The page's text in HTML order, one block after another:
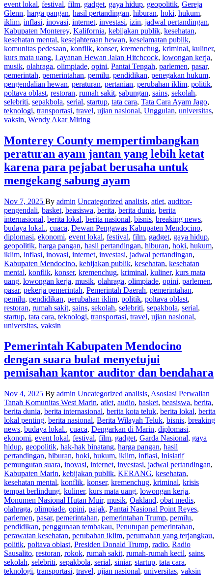
event lokal, festival, film, gadget, gaya hidup, geopolitik, Gereja
Glenn, harga pangan, hasil pertandingan, hiburan, hoki, hukum,
iklim, inflasi, inovasi, internet, investasi, izin, jadwal pertandingan,
Kabupaten Monterey, Kalifornia, kebijakan publik, kesehatan,
kesehatan mental, kesejahteraan hewan, keselamatan publik,
komunitas pedesaan, konflik, konser, kremenchug, kriminal, kuliner,
kurs mata uang, Layanan Hewan Jalan Hitchcock, lowongan kerja,
musik, olahraga, olimpiade, opini, Pantai Tengah, parlemen, pasar,
pemerintah, pemerintahan, pemilu, pendidikan, penegakan hukum,
pengendalian hewan, peraturan, pertanian, perubahan iklim, politik,
poltava oblast, restoran, rumah sakit, sabungan, sains, sekolah,
selebriti, sepakbola, serial, startup, tata cara, Tata Cara Ayam Jago,
teknologi, transportasi, travel, ujian nasional, Unggulan, universitas,
vaksin, Wendy Akar Miring
Monterey County mempertimbangkan
peraturan ayam jantan yang lebih ketat
karena para pejabat berusaha untuk
mengekang sabung ayam
Nov 7, 2025 By admin Uncategorized analisis, atlet, auditor-
pengendali, basket, beasiswa, berita, berita dunia, berita
internasional, berita lokal, berita nasional, bisnis, breaking news,
budaya lokal., cuaca, Dewan Pengawas Kabupaten Mendocino,
diplomasi, ekonomi, event lokal, festival, film, gadget, gaya hidup,
geopolitik, harga pangan, hasil pertandingan, hiburan, hoki, hukum,
iklim, inflasi, inovasi, internet, investasi, jadwal pertandingan,
Kabupaten Mendocino, kebijakan publik, kesehatan, kesehatan
mental, konflik, konser, kremenchug, kriminal, kuliner, kurs mata
uang, lowongan kerja, musik, olahraga, olimpiade, opini, parlemen,
pasar, pekerja pemerintah, Pemerintah Daerah, pemerintahan,
pemilu, pendidikan, perubahan iklim, politik, poltava oblast,
restoran, rumah sakit, sains, sekolah, selebriti, sepakbola, serial,
startup, tata cara, teknologi, transportasi, travel, ujian nasional,
universitas, vaksin
Pemerintah Kabupaten Mendocino
dengan suara bulat menyetujui
pemisahan kantor auditor dan bendahara
Nov 4, 2025 By admin Uncategorized analisis, Asosiasi Perwalian
Tanah Komunitas West Marin, atlet, audio, basket, beasiswa, berita,
berita dunia, berita internasional, berita kota teluk, berita lokal, berita
lokal penting, berita nasional, Berita Wilayah Teluk, bisnis, breaking
news, budaya lokal., cuaca, Dengarkan di Marin, diplomasi,
ekonomi, event lokal, festival, film, gadget, Garda Nasional, gaya
hidup, geopolitik, hak-hak binatang, harga pangan, hasil
pertandingan, hiburan, hoki, hukum, iklim, inflasi, Inisiatif
pemungutan suara, inovasi, internet, investasi, jadwal pertandingan,
Kabupaten Marin, kebijakan publik, KERANG, kesehatan,
kesehatan mental, konflik, konser, kremenchug, kriminal, krisis
tempat berlindung, kuliner, kurs mata uang, lowongan kerja,
Monumen Nasional Hutan Muir, musik, Oakland, obat medis,
olahraga, olimpiade, opini, pajak, Pantai Nasional Point Reyes,
parlemen, pasar, pemerintahan, pemerintahan Trump, pemilu,
pendidikan, penggunaan tembakau, Penutupan pemerintahan,
perawatan kesehatan, perubahan iklim, perumahan yang terjangkau,
politik, poltava oblast, Presiden Donald Trump, radio, Radio
Sausalito, restoran, rokok, rumah sakit, rumah-rumah kecil, sains,
sekolah, selebriti, sepakbola, serial, siniar, startup, tata cara,
teknologi, transportasi, travel, ujian nasional, universitas, vaksin